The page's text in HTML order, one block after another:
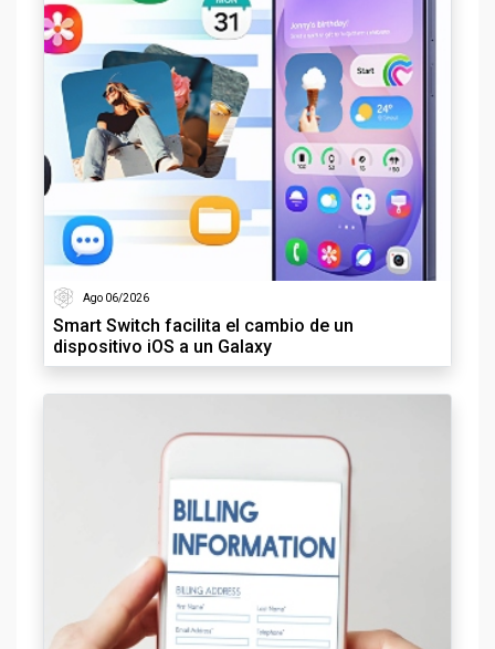
Ago 06/2026
Smart Switch facilita el cambio de un
dispositivo iOS a un Galaxy